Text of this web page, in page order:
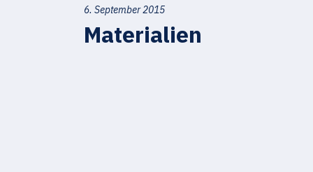
6. September 2015
Materialien